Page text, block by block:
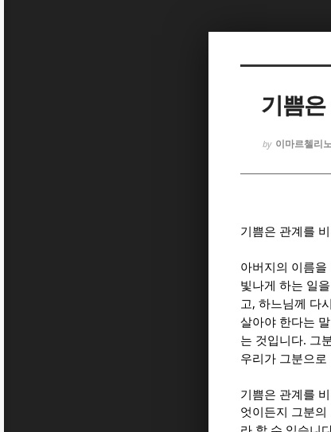
기쁨
by 이마르첼리
기쁨은 관계를
아버지의 이름
빛나게 하는 일
고, 하느님께 다
살아야 한다는
는 것입니다. 그
우리가 그분으
기쁨은 관계를
엇이든지 그분의